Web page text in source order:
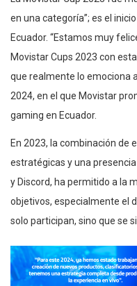
en una categoría”; es el
Ecuador. “Estamos muy
Movistar Cups 2023 con
que realmente lo emociona
2024, en el que Movistar
gaming en Ecuador.
En 2023, la combinación de
estratégicas y una
y Discord, ha permitido a la
objetivos, especialmente el
solo participan, sino que se